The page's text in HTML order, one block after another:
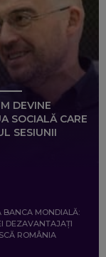
DEVINE
SOCIALĂ CARE
SESIUNII
BANCA MONDIALĂ:
DEZAVANTAJAȚI
ROMÂNIA